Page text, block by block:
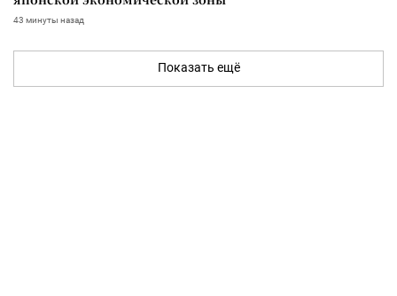
43 минуты назад
Показать ещё